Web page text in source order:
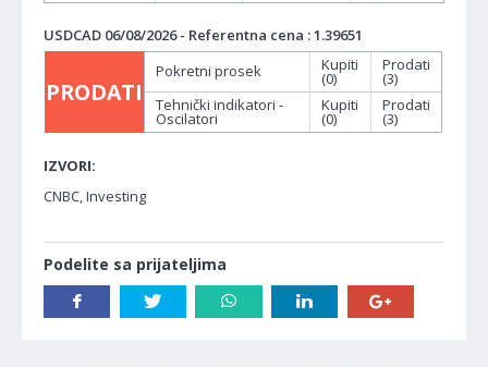
USDCAD 06/08/2026 - Referentna cena : 1.39651
PRODATI
Pokretni prosek Kupiti
(0)
Prodati
(3)
Tehnički indikatori -
Oscilatori
Kupiti
(0)
Prodati
(3)
IZVORI:
CNBC, Investing
Podelite sa prijateljima